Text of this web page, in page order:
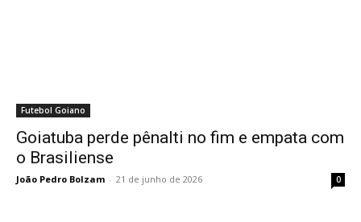
Futebol Goiano
Goiatuba perde pênalti no fim e empata com
o Brasiliense
João Pedro Bolzam - 21 de junho de 2026 0